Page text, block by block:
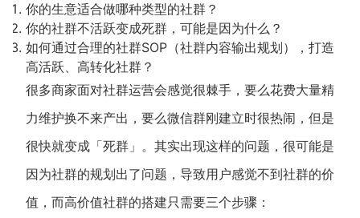
有赞成功案例 新零售最佳实践
面对面聊增长
有赞春季发布会 实干家直播间
新零售大会 新零售茶会
新零售私享会 门店经营增长公开课
AllValue 战略合作
你的生意适合做哪种类型的社群？
你的社群不活跃变成死群，可能是因为什么？
如何通过合理的社群SOP（社群内容输出规划），打造
高活跃、高转化社群？
很多商家面对社群运营会感觉很棘手，要么花费大量精
力维护换不来产出，要么微信群刚建立时很热闹，但是
很快就变成「死群」。其实出现这样的问题，很可能是
因为社群的规划出了问题，导致用户感觉不到社群的价
值，而高价值社群的搭建只需要三个步骤：